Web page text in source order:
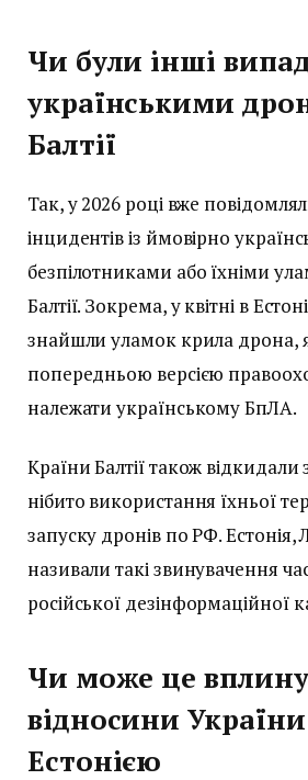
Чи були інші
українськими
Балтії
Так, у 2026 році вже
інцидентів із ймовірно
безпілотниками або їхніми
Балтії. Зокрема, у квітні в
знайшли уламок крила дрона,
попередньою версією
належати українському БпЛА.
Країни Балтії також відкидали
нібито використання їхньої
запуску дронів по РФ. Естонія,
називали такі звинувачення
російської дезінформаційної
Чи може це
відносини України
Естонією